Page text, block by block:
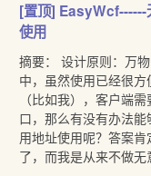
[置顶] EasyWcf------
使用
摘要： 设计原则：万
中，虽然使用已经很
（比如我），客户端
口，那么有没有办法
用地址使用呢？答案
了，而我是从来不做无